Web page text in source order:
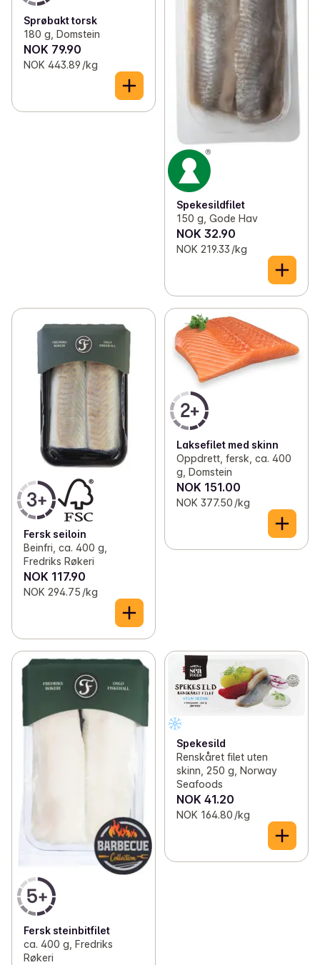
Sprøbakt torsk
180 g, Domstein
NOK 79.90
NOK 443.89 /kg
Spekesildfilet
150 g, Gode Hav
NOK 32.90
NOK 219.33 /kg
Fersk seiloin
Beinfri, ca. 400 g,
Fredriks Røkeri
NOK 117.90
NOK 294.75 /kg
Laksefilet med skinn
Oppdrett, fersk, ca. 400
g, Domstein
NOK 151.00
NOK 377.50 /kg
Fersk steinbitfilet
ca. 400 g, Fredriks
Røkeri
Spekesild
Renskåret filet uten
skinn, 250 g, Norway
Seafoods
NOK 41.20
NOK 164.80 /kg